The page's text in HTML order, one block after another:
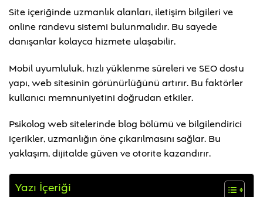
Site içeriğinde uzmanlık alanları, iletişim bilgileri ve
online randevu sistemi bulunmalıdır. Bu sayede
danışanlar kolayca hizmete ulaşabilir.
Mobil uyumluluk, hızlı yüklenme süreleri ve SEO dostu
yapı, web sitesinin görünürlüğünü artırır. Bu faktörler
kullanıcı memnuniyetini doğrudan etkiler.
Psikolog web sitelerinde blog bölümü ve bilgilendirici
içerikler, uzmanlığın öne çıkarılmasını sağlar. Bu
yaklaşım, dijitalde güven ve otorite kazandırır.
Yazı İçeriği